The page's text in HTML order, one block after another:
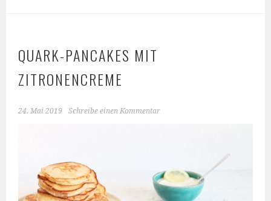
QUARK-PANCAKES MIT
ZITRONENCREME
24. Mai 2019 Schreibe einen Kommentar